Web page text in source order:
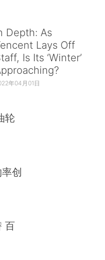
Depth: As
Lays Off
Is Its ‘Winter’
年04月01日
轮
创
百